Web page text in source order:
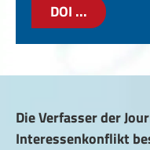
DOI ...
Die Verfasser der
Interessenkonflikt